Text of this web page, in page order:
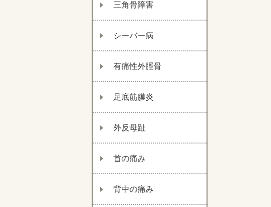
三角骨障害
シーバー病
有痛性外脛骨
足底筋膜炎
外反母趾
首の痛み
背中の痛み